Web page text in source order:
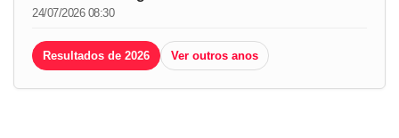
24/07/2026 08:30
Resultados de 2026 Ver outros anos